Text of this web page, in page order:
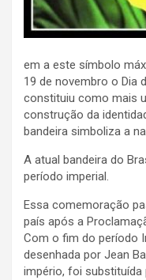
em a este símbolo
19 de novembro o Dia
constituiu como mais
construção da
bandeira simboliza a
A atual bandeira do
período imperial.
Essa comemoração
país após a
Com o fim do período
desenhada por Jean
império, foi substituída